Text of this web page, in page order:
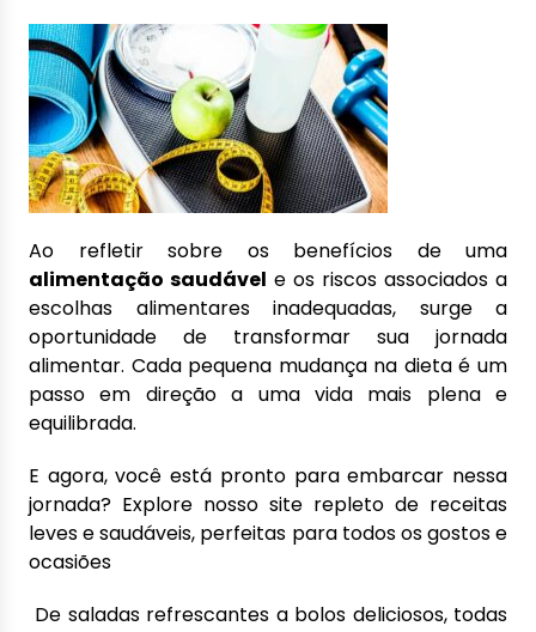
Ao refletir sobre os benefícios de uma
alimentação saudável e os riscos associados a
escolhas alimentares inadequadas, surge a
oportunidade de transformar sua jornada
alimentar. Cada pequena mudança na dieta é um
passo em direção a uma vida mais plena e
equilibrada.
E agora, você está pronto para embarcar nessa
jornada? Explore nosso site repleto de receitas
leves e saudáveis, perfeitas para todos os gostos e
ocasiões
De saladas refrescantes a bolos deliciosos, todas